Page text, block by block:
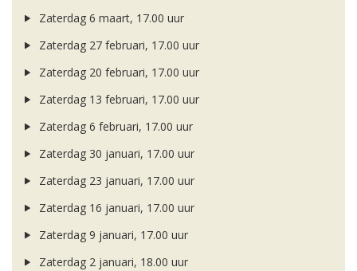
Zaterdag 6 maart, 17.00 uur
Zaterdag 27 februari, 17.00 uur
Zaterdag 20 februari, 17.00 uur
Zaterdag 13 februari, 17.00 uur
Zaterdag 6 februari, 17.00 uur
Zaterdag 30 januari, 17.00 uur
Zaterdag 23 januari, 17.00 uur
Zaterdag 16 januari, 17.00 uur
Zaterdag 9 januari, 17.00 uur
Zaterdag 2 januari, 18.00 uur